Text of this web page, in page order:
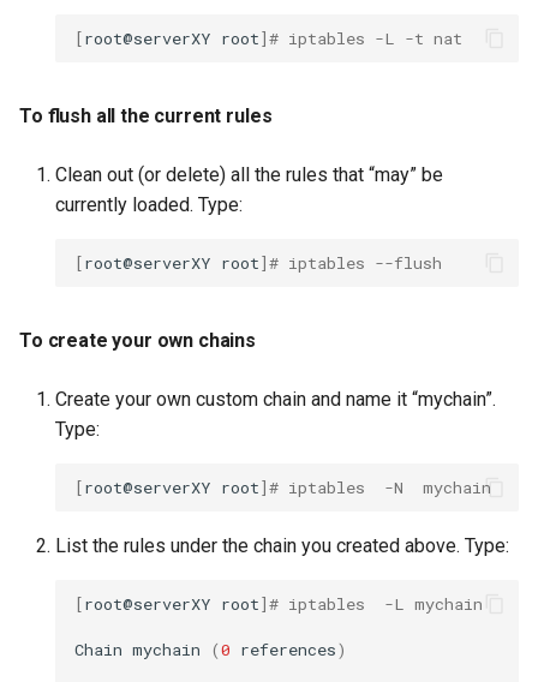
[root@serverXY root]# iptables -L -t nat
To flush all the current rules
Clean out (or delete) all the rules that “may” be
currently loaded. Type:
[root@serverXY root]# iptables --flush
To create your own chains
Create your own custom chain and name it “mychain”.
Type:
[root@serverXY root]# iptables  -N  mychain
List the rules under the chain you created above. Type:
[root@serverXY root]# iptables  -L mychain
Chain mychain (0 references)